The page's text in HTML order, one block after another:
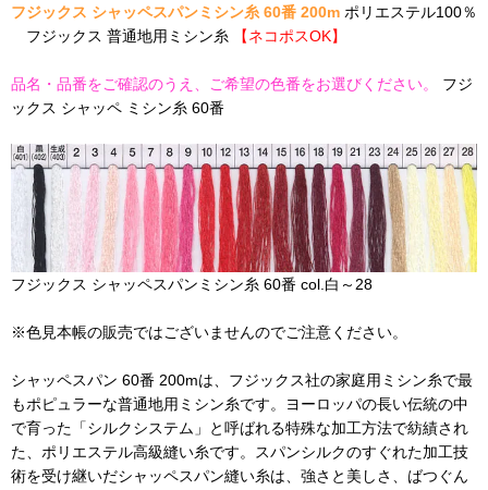
フジックス シャッペスパンミシン糸 60番 200m ポリエステル100％
フジックス 普通地用ミシン糸
【ネコポスOK】
品名・品番をご確認のうえ、ご希望の色番をお選びください。
フジ
ックス シャッペ ミシン糸 60番
フジックス シャッペスパンミシン糸 60番 col.白～28
※色見本帳の販売ではございませんのでご注意ください。
シャッペスパン 60番 200mは、フジックス社の家庭用ミシン糸で最
もポピュラーな普通地用ミシン糸です。ヨーロッパの長い伝統の中
で育った「シルクシステム」と呼ばれる特殊な加工方法で紡績され
た、ポリエステル高級縫い糸です。スパンシルクのすぐれた加工技
術を受け継いだシャッペスパン縫い糸は、強さと美しさ、ばつぐん